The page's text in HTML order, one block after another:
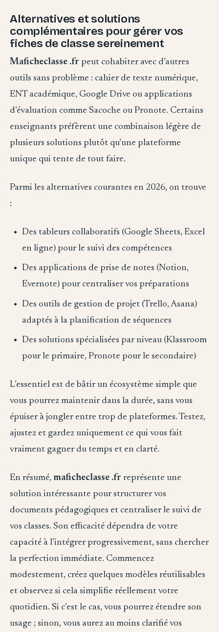
Alternatives et solutions
complémentaires pour gérer vos
fiches de classe sereinement
Maficheclasse .fr peut cohabiter avec d’autres
outils sans problème : cahier de texte numérique,
ENT académique, Google Drive ou applications
d’évaluation comme Sacoche ou Pronote. Certains
enseignants préfèrent une combinaison légère de
plusieurs solutions plutôt qu’une plateforme
unique qui tente de tout faire.
Parmi les alternatives courantes en 2026, on trouve
:
Des tableurs collaboratifs (Google Sheets, Excel
en ligne) pour le suivi des compétences
Des applications de prise de notes (Notion,
Evernote) pour centraliser vos préparations
Des outils de gestion de projet (Trello, Asana)
adaptés à la planification de séquences
Des solutions spécialisées par niveau (Klassroom
pour le primaire, Pronote pour le secondaire)
L’essentiel est de bâtir un écosystème simple que
vous pourrez maintenir dans la durée, sans vous
épuiser à jongler entre trop de plateformes. Testez,
ajustez et gardez uniquement ce qui vous fait
vraiment gagner du temps et en clarté.
En résumé, maficheclasse .fr représente une
solution intéressante pour structurer vos
documents pédagogiques et centraliser le suivi de
vos classes. Son efficacité dépendra de votre
capacité à l’intégrer progressivement, sans chercher
la perfection immédiate. Commencez
modestement, créez quelques modèles réutilisables
et observez si cela simplifie réellement votre
quotidien. Si c’est le cas, vous pourrez étendre son
usage ; sinon, vous aurez au moins clarifié vos